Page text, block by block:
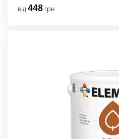
від 448 грн